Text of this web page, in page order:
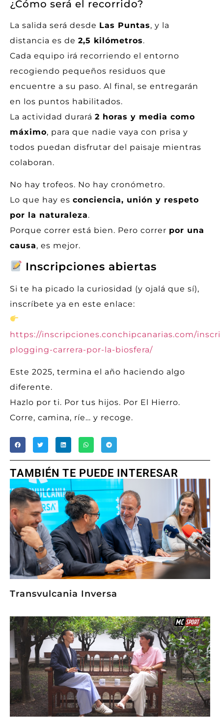
¿Cómo será el recorrido?
La salida será desde Las Puntas, y la
distancia es de 2,5 kilómetros.
Cada equipo irá recorriendo el entorno
recogiendo pequeños residuos que
encuentre a su paso. Al final, se entregarán
en los puntos habilitados.
La actividad durará 2 horas y media como
máximo, para que nadie vaya con prisa y
todos puedan disfrutar del paisaje mientras
colaboran.
No hay trofeos. No hay cronómetro.
Lo que hay es conciencia, unión y respeto
por la naturaleza.
Porque correr está bien. Pero correr por una
causa, es mejor.
Inscripciones abiertas
Si te ha picado la curiosidad (y ojalá que sí),
inscríbete ya en este enlace:
https://inscripciones.conchipcanarias.com/
plogging-carrera-por-la-biosfera/
Este 2025, termina el año haciendo algo
diferente.
Hazlo por ti. Por tus hijos. Por El Hierro.
Corre, camina, ríe… y recoge.
TAMBIÉN TE PUEDE INTERESAR
Transvulcania Inversa